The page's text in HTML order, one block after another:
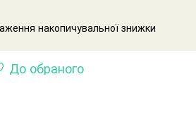
накопичувальної знижки
До обраного